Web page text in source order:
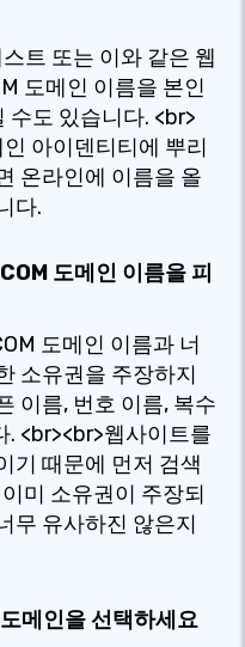
트 또는 이와 같은 웹
도메인 이름을 본인
도 있습니다. <br>
아이덴티티에 뿌리
온라인에 이름을 올
다.
도메인 이름을 피
도메인 이름과 너
소유권을 주장하지
이름, 번호 이름, 복수
<br><br>웹사이트를
기 때문에 먼저 검색
미 소유권이 주장되
무 유사하진 않은지
메인을 선택하세요